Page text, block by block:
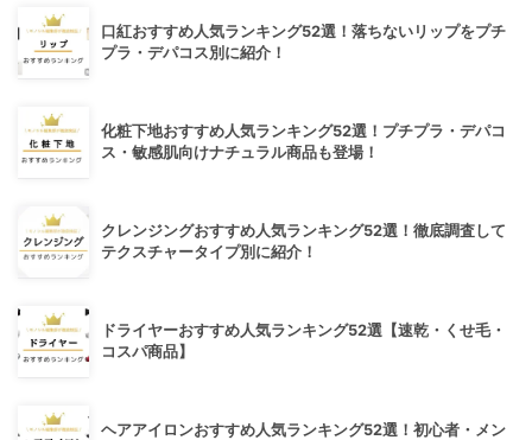
口紅おすすめ人気ランキング52選！落ちないリップをプチ
プラ・デパコス別に紹介！
化粧下地おすすめ人気ランキング52選！プチプラ・デパコ
ス・敏感肌向けナチュラル商品も登場！
クレンジングおすすめ人気ランキング52選！徹底調査して
テクスチャータイプ別に紹介！
ドライヤーおすすめ人気ランキング52選【速乾・くせ毛・
コスパ商品】
ヘアアイロンおすすめ人気ランキング52選！初心者・メン